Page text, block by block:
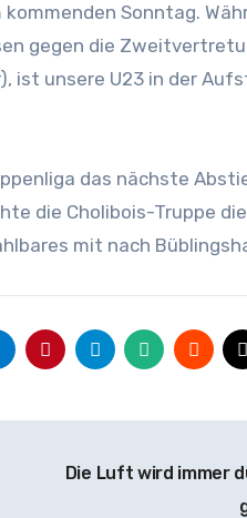
gegen die
ist unsere U23 in der
das nächste
die Cholibois-Truppe
mit nach
Die Luft wird immer